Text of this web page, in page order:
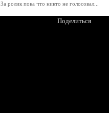
Поделиться
За ролик пока что никто не голосовал...